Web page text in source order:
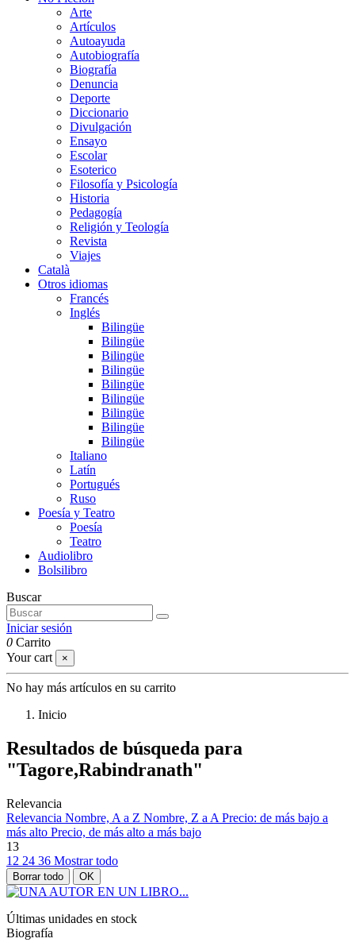
Arte
Artículos
Autoayuda
Autobiografía
Biografía
Denuncia
Deporte
Diccionario
Divulgación
Ensayo
Escolar
Esoterico
Filosofía y Psicología
Historia
Pedagogía
Religión y Teología
Revista
Viajes
Català
Otros idiomas
Francés
Inglés
Bilingüe
Bilingüe
Bilingüe
Bilingüe
Bilingüe
Bilingüe
Bilingüe
Bilingüe
Bilingüe
Italiano
Latín
Portugués
Ruso
Poesía y Teatro
Poesía
Teatro
Audiolibro
Bolsilibro
Buscar
Iniciar sesión
0 Carrito
Your cart
×
No hay más artículos en su carrito
Inicio
Resultados de búsqueda para
"Tagore,Rabindranath"
Relevancia
Relevancia Nombre, A a Z Nombre, Z a A Precio: de más bajo a
más alto Precio, de más alto a más bajo
13
12 24 36 Mostrar todo
Borrar todo OK
Últimas unidades en stock
Biografía